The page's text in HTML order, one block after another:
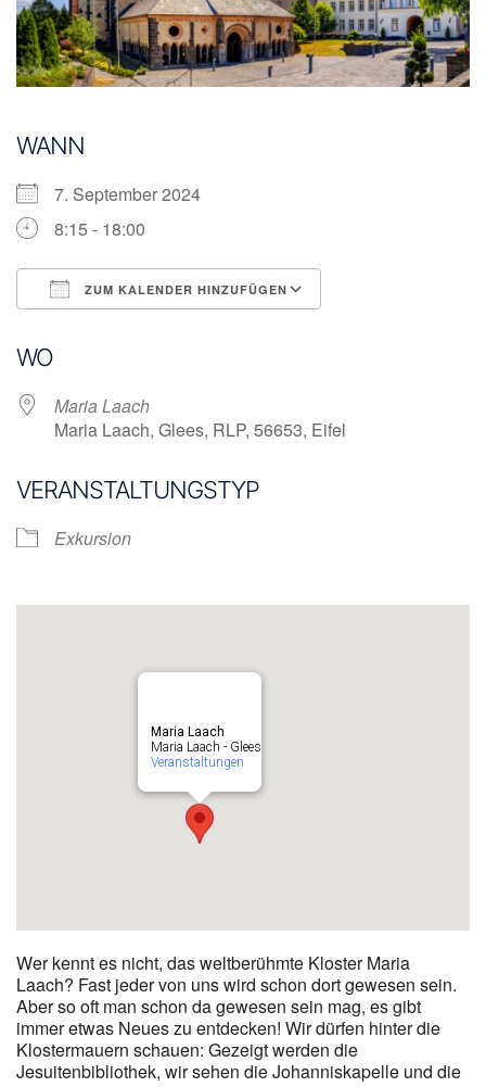
WANN
7. September 2024
8:15 - 18:00
ZUM KALENDER HINZUFÜGEN
WO
Maria Laach
Maria Laach, Glees, RLP, 56653, Eifel
VERANSTALTUNGSTYP
Exkursion
Maria Laach
Maria Laach - Glees
Veranstaltungen
Wer kennt es nicht, das weltberühmte Kloster Maria
Laach? Fast jeder von uns wird schon dort gewesen sein.
Aber so oft man schon da gewesen sein mag, es gibt
immer etwas Neues zu entdecken! Wir dürfen hinter die
Klostermauern schauen: Gezeigt werden die
Jesuitenbibliothek, wir sehen die Johanniskapelle und die